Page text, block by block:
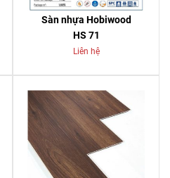
Sàn nhựa Hobiwood
HS 71
Liên hệ